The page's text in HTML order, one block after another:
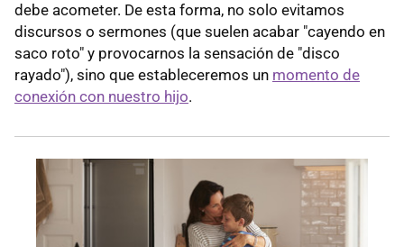
debe acometer. De esta forma, no solo evitamos
discursos o sermones (que suelen acabar "cayendo en
saco roto" y provocarnos la sensación de "disco
rayado"), sino que estableceremos un momento de
conexión con nuestro hijo.